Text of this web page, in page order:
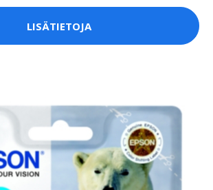
LISÄTIETOJA